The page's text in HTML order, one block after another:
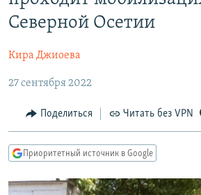
основному
Вернутся
навигации
Вернутся
поиску
АВТОРСКИЕ ПРОЕКТЫ
МНЕНИЯ
КУЛЬТУРА
IDEL.РЕАЛИИ
СЕВЕР.РЕАЛИИ
СИБИРЬ.РЕАЛИИ
Северной Осетии
Кира Джиоева
27 сентября 2022
Поделиться Читать без VPN
Приоритетный источник в Google